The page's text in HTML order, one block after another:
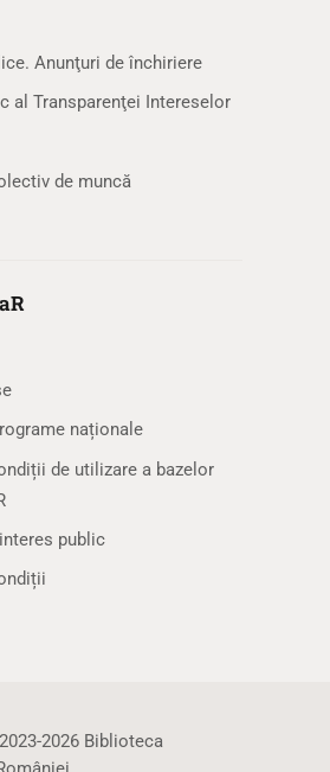
Anunţuri de închiriere
al Transparenţei Intereselor
de muncă
naționale
de utilizare a bazelor
public
2026 Biblioteca